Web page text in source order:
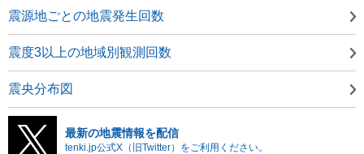
震源地ごとの地震発生回数
震度3以上の地域別観測回数
震央分布図
最新の地震情報を配信
tenki.jp公式X（旧Twitter）をご利用ください。